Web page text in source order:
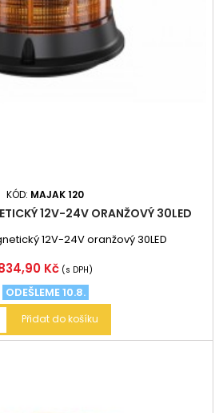
KÓD: MAJAK 120
12V-24V ORANŽOVÝ 30LED
12V-24V oranžový 30LED
Kč (s DPH)
ODEŠLEME 10.8.
Přidat do košíku